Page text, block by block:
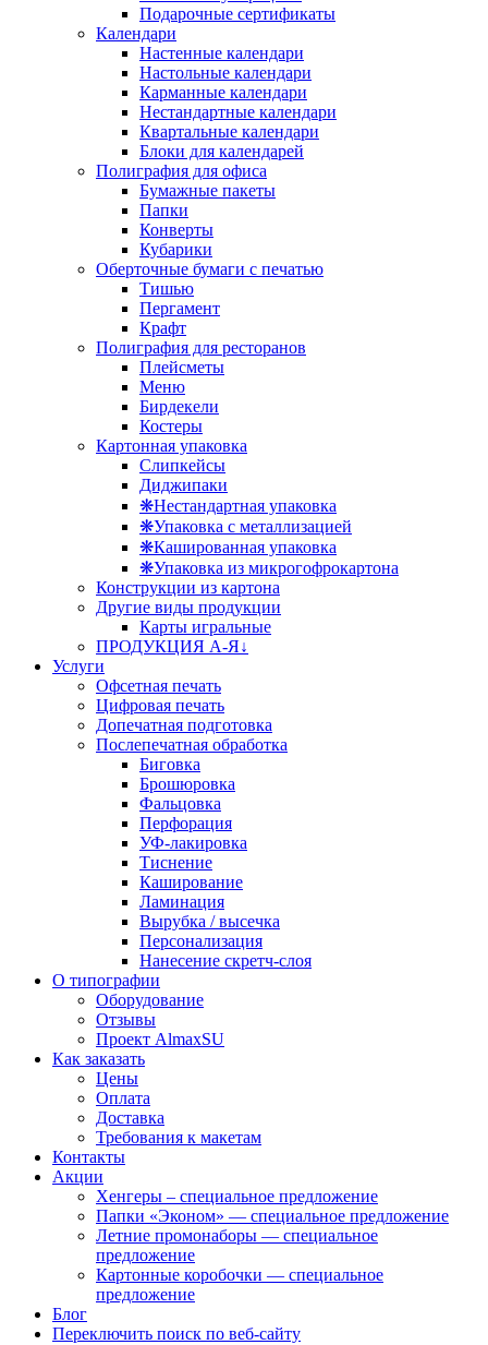
Подарочные сертификаты
Календари
Настенные календари
Настольные календари
Карманные календари
Нестандартные календари
Квартальные календари
Блоки для календарей
Полиграфия для офиса
Бумажные пакеты
Папки
Конверты
Кубарики
Оберточные бумаги с печатью
Тишью
Пергамент
Крафт
Полиграфия для ресторанов
Плейсметы
Меню
Бирдекели
Костеры
Картонная упаковка
Слипкейсы
Диджипаки
❋Нестандартная упаковка
❋Упаковка с металлизацией
❋Кашированная упаковка
❋Упаковка из микрогофрокартона
Конструкции из картона
Другие виды продукции
Карты игральные
ПРОДУКЦИЯ А-Я↓
Услуги
Офсетная печать
Цифровая печать
Допечатная подготовка
Послепечатная обработка
Биговка
Брошюровка
Фальцовка
Перфорация
УФ-лакировка
Тиснение
Каширование
Ламинация
Вырубка / высечка
Персонализация
Нанесение скретч-слоя
О типографии
Оборудование
Отзывы
Проект AlmaxSU
Как заказать
Цены
Оплата
Доставка
Требования к макетам
Контакты
Акции
Хенгеры – специальное предложение
Папки «Эконом» — специальное предложение
Летние промонаборы — специальное
предложение
Картонные коробочки — специальное
предложение
Блог
Переключить поиск по веб-сайту